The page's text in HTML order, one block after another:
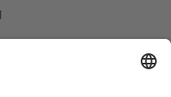
167 City Road, London, Greater